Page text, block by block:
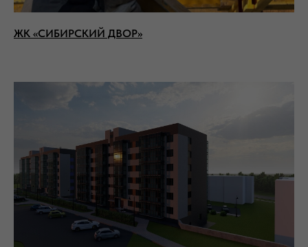
ЖК «СИБИРСКИЙ ДВОР»